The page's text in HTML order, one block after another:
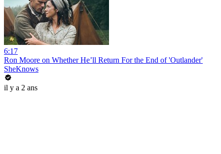
6:17
Ron Moore on Whether He’ll Return For the End of 'Outlander'
SheKnows
il y a 2 ans